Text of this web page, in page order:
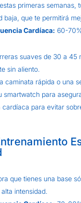
primeras semanas,
baja, que te permitirá
Cardíaca: 60-
suaves de 30 a
sin aliento.
caminata rápida o una
smartwatch para
para evitar
que tienes una base
intensidad.